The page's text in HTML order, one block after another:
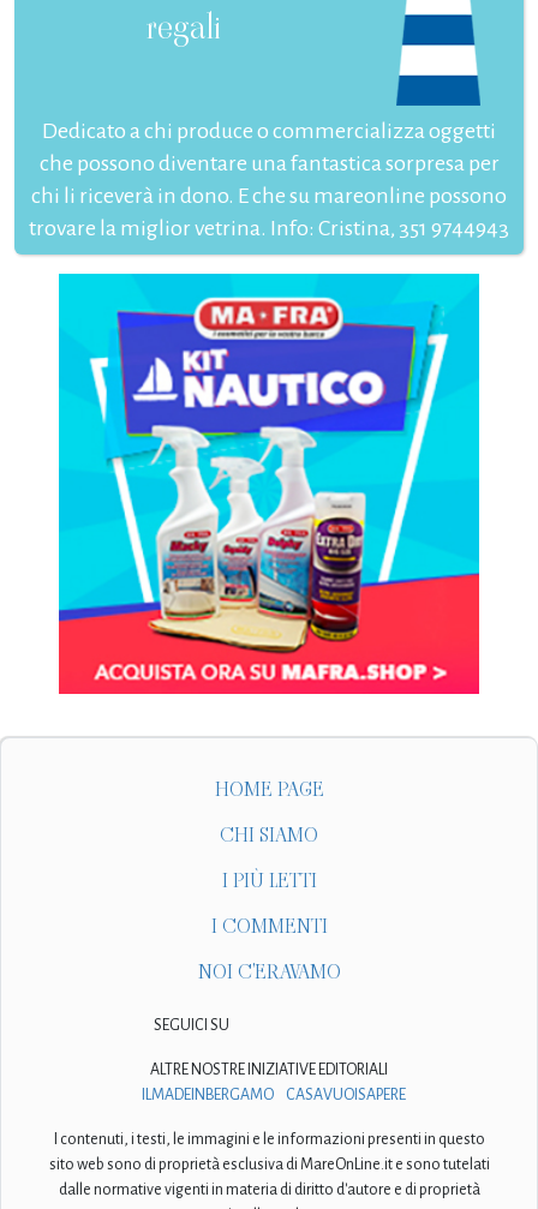
regali
Dedicato a chi produce o commercializza oggetti
che possono diventare una fantastica sorpresa per
chi li riceverà in dono. E che su mareonline possono
trovare la miglior vetrina. Info: Cristina, 351 9744943
HOME PAGE
CHI SIAMO
I PIÙ LETTI
I COMMENTI
NOI C'ERAVAMO
SEGUICI SU
ALTRE NOSTRE INIZIATIVE EDITORIALI
ILMADEINBERGAMO
CASAVUOISAPERE
I contenuti, i testi, le immagini e le informazioni presenti in questo
sito web sono di proprietà esclusiva di MareOnLine.it e sono tutelati
dalle normative vigenti in materia di diritto d'autore e di proprietà